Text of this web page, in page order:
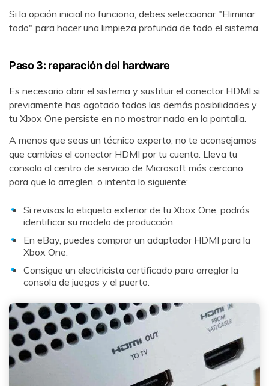
Si la opción inicial no funciona, debes seleccionar "Eliminar
todo" para hacer una limpieza profunda de todo el sistema.
Paso 3: reparación del hardware󠀲󠀡󠀠󠀦󠀥󠀠󠀢󠀦󠀢󠀳󠀰
Es necesario abrir el sistema y sustituir el conector HDMI si
previamente has agotado todas las demás posibilidades y
tu Xbox One persiste en no mostrar nada en la pantalla.󠀲󠀡󠀠󠀦󠀥󠀠󠀣󠀢󠀤󠀳
󠀰A menos que seas un técnico experto, no te aconsejamos
que cambies el conector HDMI por tu cuenta. Lleva tu
consola al centro de servicio de Microsoft más cercano
para que lo arreglen, o intenta lo siguiente:󠀲󠀡󠀠󠀦󠀥󠀠󠀣󠀢󠀧󠀳
Si revisas la etiqueta exterior de tu Xbox One, podrás
identificar su modelo de producción.
En eBay, puedes comprar un adaptador HDMI para la
Xbox One.
Consigue un electricista certificado para arreglar la
consola de juegos y el puerto.